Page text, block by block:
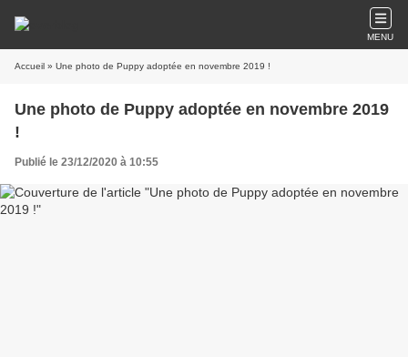
MENU
Accueil » Une photo de Puppy adoptée en novembre 2019 !
Une photo de Puppy adoptée en novembre 2019
!
Publié le 23/12/2020 à 10:55